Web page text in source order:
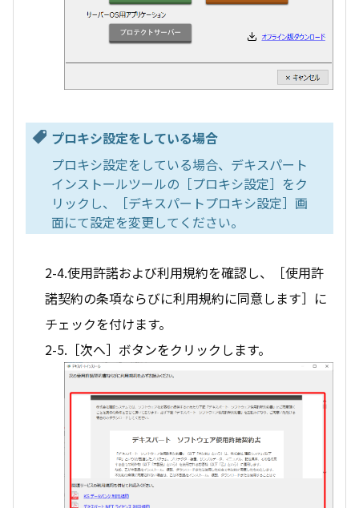
プロキシ設定をしている場合
プロキシ設定をしている場合、デキスパート
インストールツールの［プロキシ設定］をク
リックし、［デキスパートプロキシ設定］画
面にて設定を変更してください。
2-4.使用許諾および利用規約を確認し、［使用許
諾契約の条項ならびに利用規約に同意します］に
チェックを付けます。
2-5.［次へ］ボタンをクリックします。